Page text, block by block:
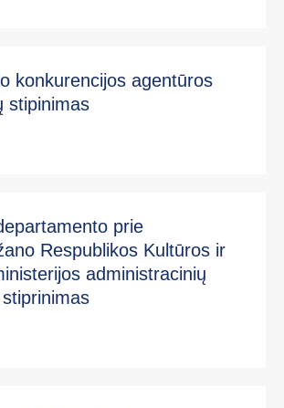
konkurencijos agentūros
stipinimas
prie
Respublikos Kultūros ir
administracinių